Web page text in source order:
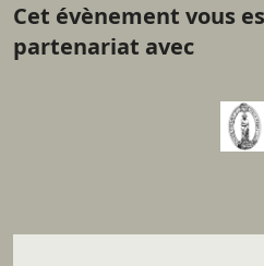
Cet évènement vous
partenariat avec